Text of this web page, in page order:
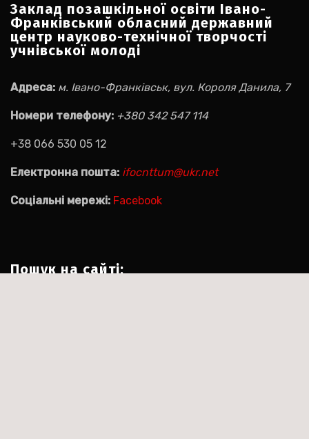
Заклад позашкільної освіти Івано-
Франківський обласний державний
центр науково-технічної творчості
учнівської молоді
Адреса: м. Івано-Франківськ, вул. Короля Данила, 7
Номери телефону: +380 342 547 114
+38 066 530 05 12
Електронна пошта: ifocnttum@ukr.net
Соціальні мережі: Facebook
Пошук на сайті: